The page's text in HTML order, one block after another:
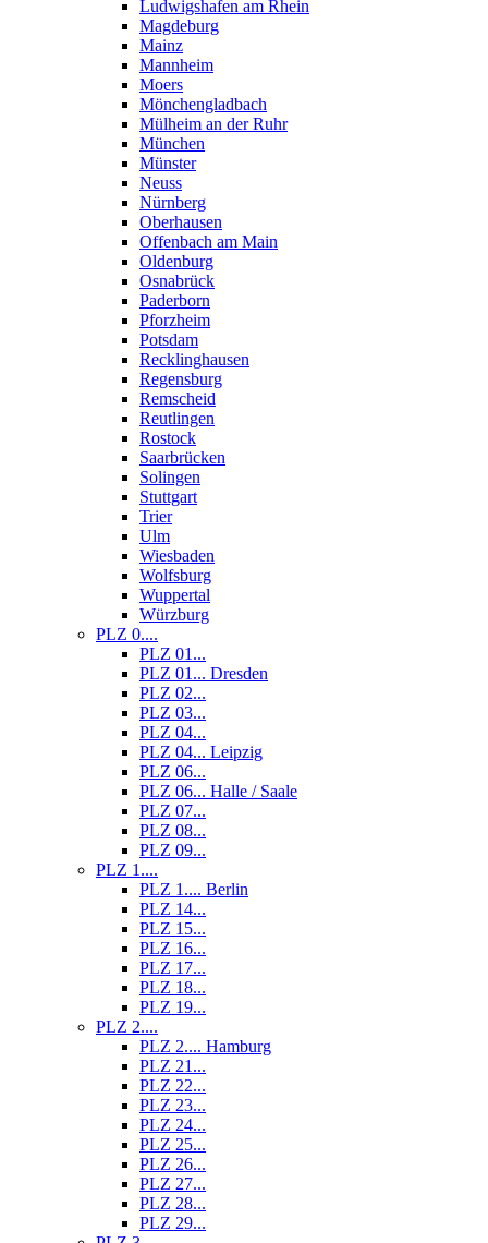
Ludwigshafen am Rhein
Magdeburg
Mainz
Mannheim
Moers
Mönchengladbach
Mülheim an der Ruhr
München
Münster
Neuss
Nürnberg
Oberhausen
Offenbach am Main
Oldenburg
Osnabrück
Paderborn
Pforzheim
Potsdam
Recklinghausen
Regensburg
Remscheid
Reutlingen
Rostock
Saarbrücken
Solingen
Stuttgart
Trier
Ulm
Wiesbaden
Wolfsburg
Wuppertal
Würzburg
PLZ 0....
PLZ 01...
PLZ 01... Dresden
PLZ 02...
PLZ 03...
PLZ 04...
PLZ 04... Leipzig
PLZ 06...
PLZ 06... Halle / Saale
PLZ 07...
PLZ 08...
PLZ 09...
PLZ 1....
PLZ 1.... Berlin
PLZ 14...
PLZ 15...
PLZ 16...
PLZ 17...
PLZ 18...
PLZ 19...
PLZ 2....
PLZ 2.... Hamburg
PLZ 21...
PLZ 22...
PLZ 23...
PLZ 24...
PLZ 25...
PLZ 26...
PLZ 27...
PLZ 28...
PLZ 29...